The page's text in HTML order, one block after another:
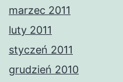
marzec 2011
luty 2011
styczeń 2011
grudzień 2010